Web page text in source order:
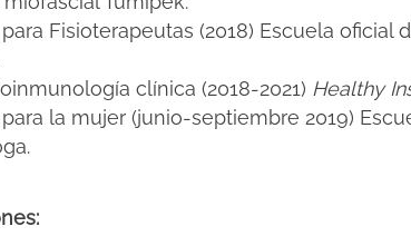
Fisioterapeutas (2018) Escuela oficial
clínica (2018-2021) Healthy
la mujer (junio-septiembre 2019)